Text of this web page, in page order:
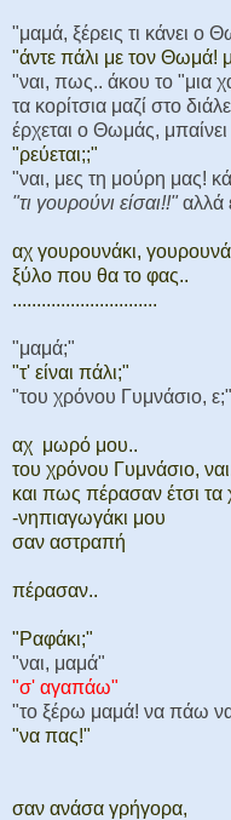
"μαμά, ξέρεις τι κάνει ο
"άντε πάλι με τον Θωμά!
"ναι, πως.. άκου το "μια
τα κορίτσια μαζί στο
έρχεται ο Θωμάς,
"ρεύεται;;"
"ναι, μες τη μούρη μας!
"τι γουρούνι είσαι!!"αλλά
αχ γουρουνάκι,
ξύλο που θα το φας..
..............................
"μαμά;"
"τ' είναι πάλι;"
"του χρόνου Γυμνάσιο, ε;"
αχ μωρό μου..
του χρόνου Γυμνάσιο,
και πως πέρασαν έτσι τα
-νηπιαγωγάκι μου
σαν αστραπή
πέρασαν..
"Ραφάκι;"
"ναι, μαμά"
"σ' αγαπάω"
"το ξέρω μαμά! να πάω
"να πας!"
σαν ανάσα γρήγορα,